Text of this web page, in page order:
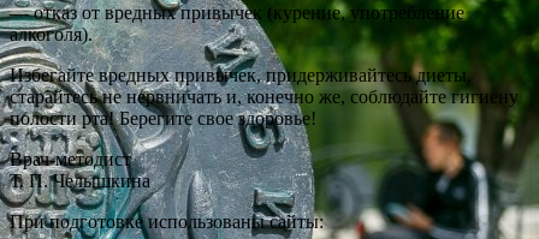
— отказ от вредных привычек (курение, употребление
алкоголя).
Избегайте вредных привычек, придерживайтесь диеты,
старайтесь не нервничать и, конечно же, соблюдайте гигиену
полости рта! Берегите свое здоровье!
Врач-методист
Т. П. Челышкина
При подготовке использованы сайты: